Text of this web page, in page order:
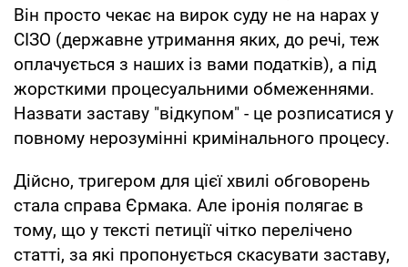
Він просто чекає на вирок суду не на нарах у
СІЗО (державне утримання яких, до речі, теж
оплачується з наших із вами податків), а під
жорсткими процесуальними обмеженнями.
Назвати заставу "відкупом" - це розписатися у
повному нерозумінні кримінального процесу.
Дійсно, тригером для цієї хвилі обговорень
стала справа Єрмака. Але іронія полягає в
тому, що у тексті петиції чітко перелічено
статті, за які пропонується скасувати заставу,